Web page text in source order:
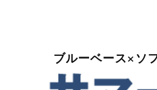
ブルーベース×ソ